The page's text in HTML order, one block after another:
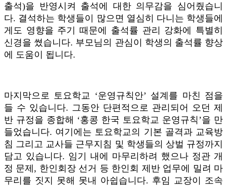
출석)을 반영시켜 출석에 대한 의무감을 심어줬습니
다. 결석하는 학생들이 많으면 열심히 다니는 학생들에
게도 영향을 주기 때문에 출석률 관리 강화에 특별히
신경을 쎴습니다. 부모님의 관심이 학생의 출석률 향상
에 도움이 됩니다.
마지막으로 토요학교 ‘운영규칙안’ 설계를 마친 점을
들 수 있습니다. 그동안 단편적으로 관리되어 오던 제
반 규정을 종합해 ‘홍콩 한국 토요학교 운영규칙’을 만
들었습니다. 여기에는 토요학교의 기본 골격과 교육방
침 그리고 교사들 근무지침 및 학생들의 상벌 규정까지
담고 있습니다. 임기 내에 마무리하려 했으나 정관 개
정 문제, 한인회장 선거 등 한인회 제반 업무에 밀려 마
무리를 짓지 못해 못내 아쉽습니다. 후임 교장이 조속